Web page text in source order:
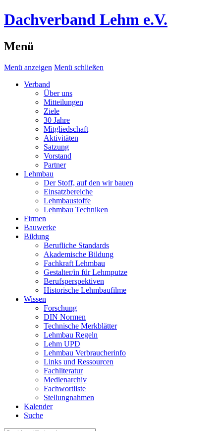
Dachverband Lehm e.V.
Menü
Menü anzeigen Menü schließen
Verband
Über uns
Mitteilungen
Ziele
30 Jahre
Mitgliedschaft
Aktivitäten
Satzung
Vorstand
Partner
Lehmbau
Der Stoff, auf den wir bauen
Einsatzbereiche
Lehmbaustoffe
Lehmbau Techniken
Firmen
Bauwerke
Bildung
Berufliche Standards
Akademische Bildung
Fachkraft Lehmbau
Gestalter/in für Lehmputze
Berufsperspektiven
Historische Lehmbaufilme
Wissen
Forschung
DIN Normen
Technische Merkblätter
Lehmbau Regeln
Lehm UPD
Lehmbau Verbraucherinfo
Links und Ressourcen
Fachliteratur
Medienarchiv
Fachwortliste
Stellungnahmen
Kalender
Suche